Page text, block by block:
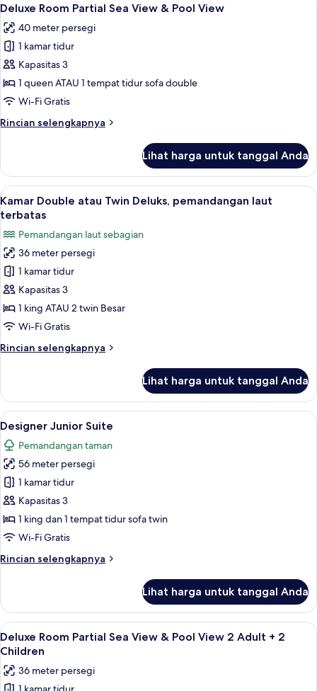
with
Bath
&
Tub
semua
foto
untuk
Deluxe
Room
Partial
View
View
7
Deluxe Room Partial Sea View & Pool View
40 meter persegi
1 kamar tidur
Kapasitas 3
1 queen ATAU 1 tempat tidur sofa double
Wi-Fi Gratis
Rincian selengkapnya
Rincian
Deluxe
Room
Partial
Sea
&
Pool
View
Lihat harga untuk tanggal Anda
Lihat
semua
untuk
Kamar
Double
atau
Twin
Deluks,
laut
Minibar gratis, brankas, meja kerja,
5
Kamar Double atau Twin Deluks, pemandangan laut
terbatas
Pemandangan laut sebagian
36 meter persegi
1 kamar tidur
Kapasitas 3
1 king ATAU 2 twin Besar
Wi-Fi Gratis
Rincian selengkapnya
Rincian
Kamar
Double
atau
Deluks,
pemandangan
laut
terbatas
Lihat harga untuk tanggal Anda
Lihat
semua
foto
untuk
Designer
Junior
Suite
Minibar gratis, brankas, meja kerja,
5
Designer Junior Suite
Pemandangan taman
56 meter persegi
1 kamar tidur
Kapasitas 3
1 king dan 1 tempat tidur sofa twin
Wi-Fi Gratis
Rincian selengkapnya
Rincian
Designer
Junior
Suite
Lihat harga untuk tanggal Anda
Lihat
semua
foto
untuk
7
Deluxe Room Partial Sea View & Pool View 2 Adult + 2
Children
36 meter persegi